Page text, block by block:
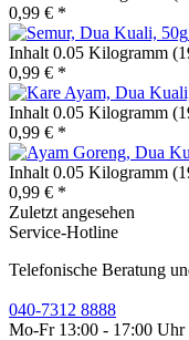
0,99 € *
Inhalt 0.05 Kilogramm
0,99 € *
Inhalt 0.05 Kilogramm
0,99 € *
Inhalt 0.05 Kilogramm
0,99 € *
Zuletzt angesehen
Service-Hotline
Telefonische Beratung
040-7312 8888
Mo-Fr 13:00 - 17:00 Uhr